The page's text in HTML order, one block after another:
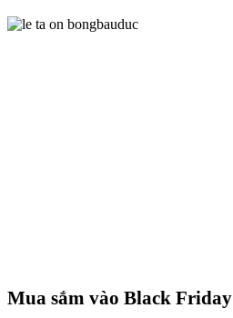
Mua sắm vào Black Friday